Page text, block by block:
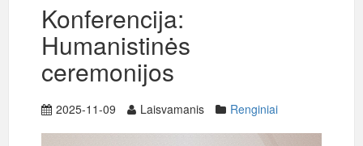
Konferencija:
Humanistinės
ceremonijos
2025-11-09 Laisvamanis Renginiai